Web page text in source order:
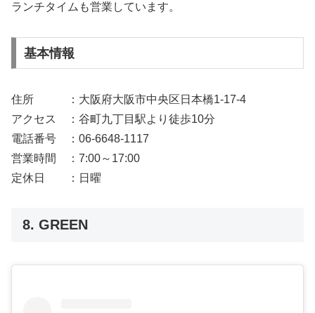
ランチタイムも営業しています。
基本情報
住所 ：大阪府大阪市中央区日本橋1-17-4
アクセス ：谷町九丁目駅より徒歩10分
電話番号 ：06-6648-1117
営業時間 ：7:00～17:00
定休日 ：日曜
8. GREEN